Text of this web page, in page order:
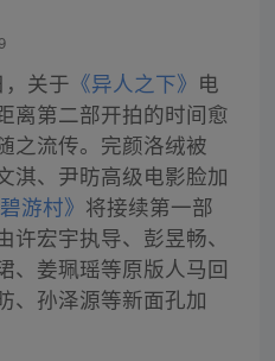
关于 《异人之下》 电
离第二部开拍的时间愈
之流传。完颜洛绒被
淇、尹昉高级电影脸加
游村》 将接续第一部
许宏宇执导、彭昱畅、
、姜珮瑶等原版人马回
、孙泽源等新面孔加